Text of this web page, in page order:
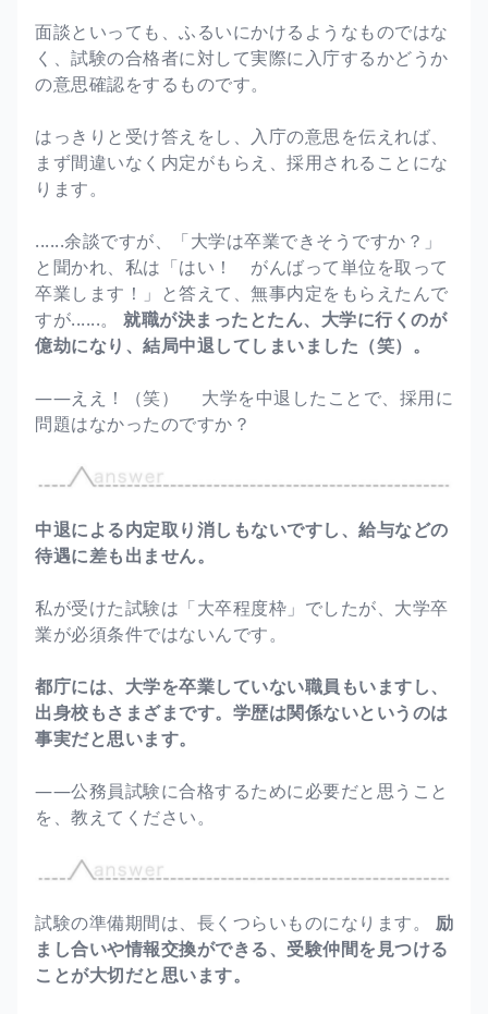
面談といっても、ふるいにかけるようなものではな
く、試験の合格者に対して実際に入庁するかどうか
の意思確認をするものです。
はっきりと受け答えをし、入庁の意思を伝えれば、
まず間違いなく内定がもらえ、採用されることにな
ります。
......余談ですが、「大学は卒業できそうですか？」
と聞かれ、私は「はい！ がんばって単位を取って
卒業します！」と答えて、無事内定をもらえたんで
すが......。 就職が決まったとたん、大学に行くのが
億劫になり、結局中退してしまいました（笑）。
――ええ！（笑） 大学を中退したことで、採用に
問題はなかったのですか？
中退による内定取り消しもないですし、給与などの
待遇に差も出ません。
私が受けた試験は「大卒程度枠」でしたが、大学卒
業が必須条件ではないんです。
都庁には、大学を卒業していない職員もいますし、
出身校もさまざまです。学歴は関係ないというのは
事実だと思います。
――公務員試験に合格するために必要だと思うこと
を、教えてください。
試験の準備期間は、長くつらいものになります。 励
まし合いや情報交換ができる、受験仲間を見つける
ことが大切だと思います。